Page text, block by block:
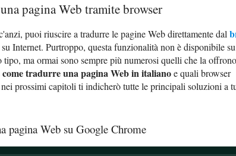
pagina Web tramite browser
puoi riuscire a tradurre le pagine Web direttamente dal
Internet. Purtroppo, questa funzionalità non è disponibile
tipo, ma ormai sono sempre più numerosi quelli che la
come tradurre una pagina Web in italianoe quali browser
prossimi capitoli ti indicherò tutte le principali soluzioni a
pagina Web su Google Chrome